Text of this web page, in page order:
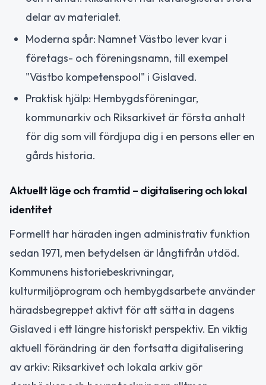
delar av materialet.
Moderna spår: Namnet Västbo lever kvar i
företags- och föreningsnamn, till exempel
"Västbo kompetenspool" i Gislaved.
Praktisk hjälp: Hembygdsföreningar,
kommunarkiv och Riksarkivet är första anhalt
för dig som vill fördjupa dig i en persons eller en
gårds historia.
Aktuellt läge och framtid – digitalisering och lokal
identitet
Formellt har häraden ingen administrativ funktion
sedan 1971, men betydelsen är långtifrån utdöd.
Kommunens historiebeskrivningar,
kulturmiljöprogram och hembygdsarbete använder
häradsbegreppet aktivt för att sätta in dagens
Gislaved i ett längre historiskt perspektiv. En viktig
aktuell förändring är den fortsatta digitalisering
av arkiv: Riksarkivet och lokala arkiv gör